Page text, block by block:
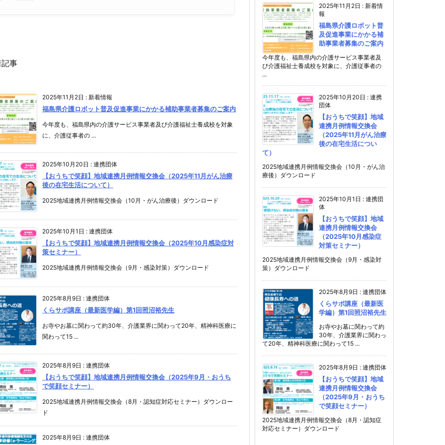
事
2025年11月2日 : 新着情報
福島県介護ロボット普及促進事業にかかる補助事業者募集のご案内
今年度も、福島県内の介護サービス事業者及び介護福祉士養成校を対象
に、介護従事者の ...
2025年10月20日 : 連携団体
【おうちで笑顔】地域連携月例情報交換会（2025年11月がん治療
後の在宅生活について）
2025地域連携月例情報交換会（10月・がん治療後）ダウンロード
2025年10月1日 : 連携団体
【おうちで笑顔】地域連携月例情報交換会（2025年10月感染症対
策セミナー）
2025地域連携月例情報交換会（9月・感染対策）ダウンロード
2025年8月9日 : 連携団体
くらサポ講座（最新医学編）第1回照沼裕先生
お寺やお墓に関わって約30年、介護業界に関わって20年、精神科医療に
関わって15 ...
2025年8月9日 : 連携団体
【おうちで笑顔】地域連携月例情報交換会（2025年9月・おうち
で笑顔セミナー）
2025地域連携月例情報交換会（8月・認知症対応セミナー）ダウンロー
ド
2025年8月9日 : 連携団体
2025年11月2日 : 新着情
報
福島県介護ロボット普
及促進事業にかかる補
助事業者募集のご案内
今年度も、福島県内の介護サービス事業者及
び介護福祉士養成校を対象に、介護従事者の
...
2025年10月20日 : 連携
団体
【おうちで笑顔】地域
連携月例情報交換会
（2025年11月がん治療
後の在宅生活につい
て）
2025地域連携月例情報交換会（10月・がん治
療後）ダウンロード
2025年10月1日 : 連携団
体
【おうちで笑顔】地域
連携月例情報交換会
（2025年10月感染症
対策セミナー）
2025地域連携月例情報交換会（9月・感染対
策）ダウンロード
2025年8月9日 : 連携団体
くらサポ講座（最新医
学編）第1回照沼裕先生
お寺やお墓に関わって約
30年、介護業界に関わっ
て20年、精神科医療に関わって15 ...
2025年8月9日 : 連携団体
【おうちで笑顔】地域
連携月例情報交換会
（2025年9月・おうち
で笑顔セミナー）
2025地域連携月例情報交換会（8月・認知症
対応セミナー）ダウンロード